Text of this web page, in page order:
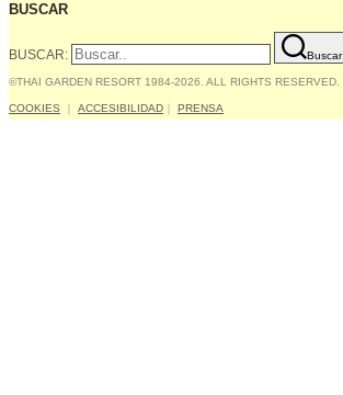
BUSCAR
BUSCAR: Buscar
©THAI GARDEN RESORT 1984-2026. ALL RIGHTS RESERVED.
COOKIES ACCESIBILIDAD PRENSA